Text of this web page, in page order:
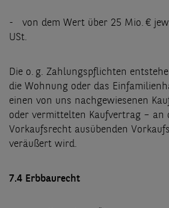
- von dem Wert über 25 Mio. €
USt.
Die o. g. Zahlungspflichten
die Wohnung oder das
einen von uns nachgewiesenen
oder vermittelten Kaufvertrag – an
Vorkaufsrecht ausübenden
veräußert wird.
7.4 Erbbaurecht